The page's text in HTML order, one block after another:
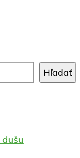
Hľadať
dušu